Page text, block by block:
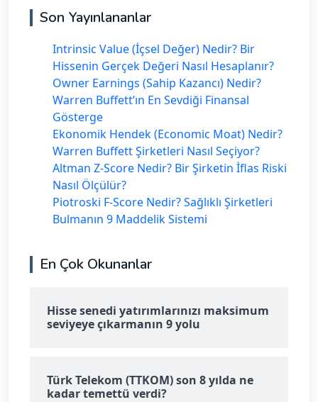
Son Yayınlananlar
Intrinsic Value (İçsel Değer) Nedir? Bir
Hissenin Gerçek Değeri Nasıl Hesaplanır?
Owner Earnings (Sahip Kazancı) Nedir?
Warren Buffett’ın En Sevdiği Finansal
Gösterge
Ekonomik Hendek (Economic Moat) Nedir?
Warren Buffett Şirketleri Nasıl Seçiyor?
Altman Z-Score Nedir? Bir Şirketin İflas Riski
Nasıl Ölçülür?
Piotroski F-Score Nedir? Sağlıklı Şirketleri
Bulmanın 9 Maddelik Sistemi
En Çok Okunanlar
Hisse senedi yatırımlarınızı maksimum
seviyeye çıkarmanın 9 yolu
Türk Telekom (TTKOM) son 8 yılda ne
kadar temettü verdi?